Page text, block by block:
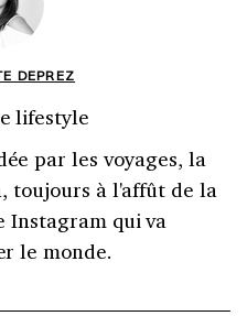
DEPREZ
lifestyle
par les voyages, la
toujours à l'affût de la
Instagram qui va
le monde.